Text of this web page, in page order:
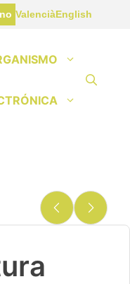
ValenciàEnglish